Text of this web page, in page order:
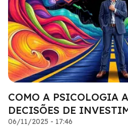
COMO A PSICOLOGIA
DECISÕES DE
06/11/2025 - 17:46